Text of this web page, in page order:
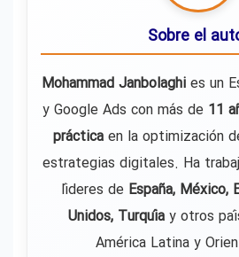
Sobre el
Mohammad Janbolaghi es un
y Google Ads con más de 11
prácticaen la optimización
estrategias digitales. Ha
líderes de España, México,
Unidos, Turquíay otros
América Latina y